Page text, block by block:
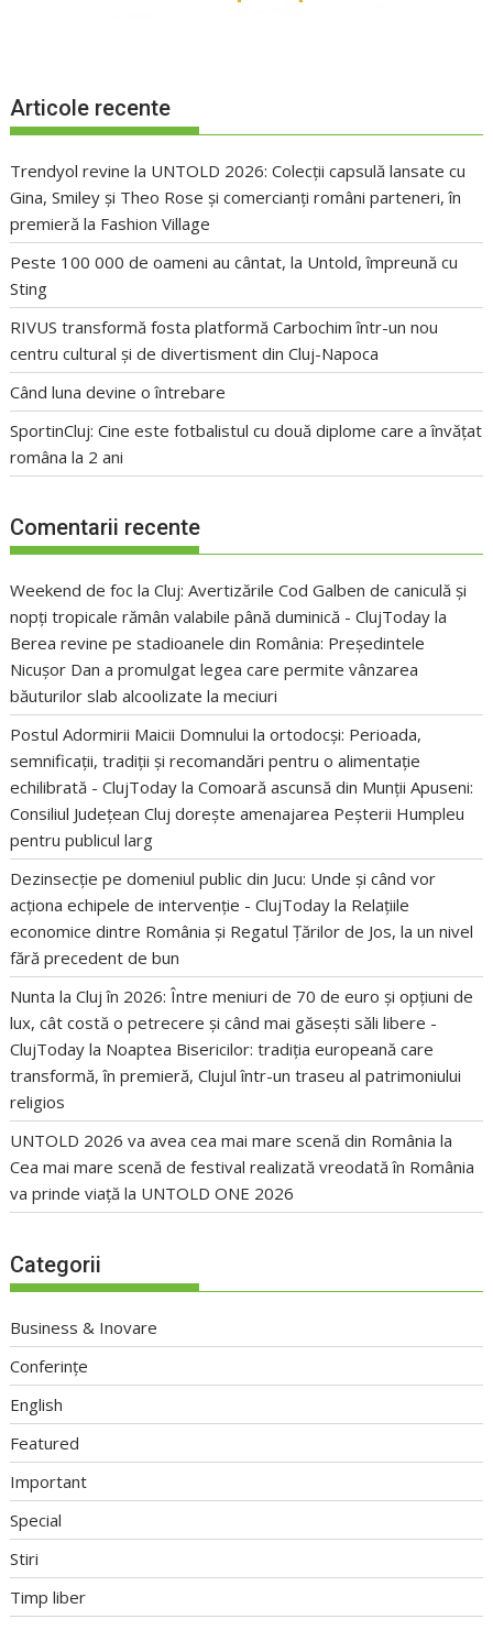
Articole recente
Trendyol revine la UNTOLD 2026: Colecții capsulă lansate cu
Gina, Smiley și Theo Rose și comercianți români parteneri, în
premieră la Fashion Village
Peste 100 000 de oameni au cântat, la Untold, împreună cu
Sting
RIVUS transformă fosta platformă Carbochim într-un nou
centru cultural și de divertisment din Cluj-Napoca
Când luna devine o întrebare
SportinCluj: Cine este fotbalistul cu două diplome care a învățat
româna la 2 ani
Comentarii recente
Weekend de foc la Cluj: Avertizările Cod Galben de caniculă și
nopți tropicale rămân valabile până duminică - ClujToday la
Berea revine pe stadioanele din România: Președintele
Nicușor Dan a promulgat legea care permite vânzarea
băuturilor slab alcoolizate la meciuri
Postul Adormirii Maicii Domnului la ortodocși: Perioada,
semnificații, tradiții și recomandări pentru o alimentație
echilibrată - ClujToday laComoară ascunsă din Munții Apuseni:
Consiliul Județean Cluj dorește amenajarea Peșterii Humpleu
pentru publicul larg
Dezinsecție pe domeniul public din Jucu: Unde și când vor
acționa echipele de intervenție - ClujToday la Relațiile
economice dintre România și Regatul Țărilor de Jos, la un nivel
fără precedent de bun
Nunta la Cluj în 2026: Între meniuri de 70 de euro și opțiuni de
lux, cât costă o petrecere și când mai găsești săli libere -
ClujToday la Noaptea Bisericilor: tradiția europeană care
transformă, în premieră, Clujul într-un traseu al patrimoniului
religios
UNTOLD 2026 va avea cea mai mare scenă din România la
Cea mai mare scenă de festival realizată vreodată în România
va prinde viață la UNTOLD ONE 2026
Categorii
Business & Inovare
Conferințe
English
Featured
Important
Special
Stiri
Timp liber